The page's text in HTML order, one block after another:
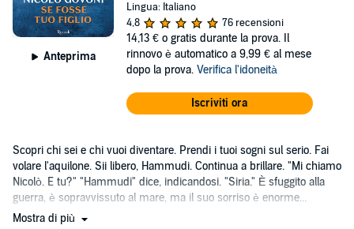
Anteprima
Lingua: Italiano
4,8
76 recensioni
14,13 € o gratis durante la prova. Il
rinnovo è automatico a 9,99 € al mese
dopo la prova. Verifica l'idoneità
Iscriviti ora
Scopri chi sei e chi vuoi diventare. Prendi i tuoi sogni sul serio. Fai
volare l'aquilone. Sii libero, Hammudi. Continua a brillare. "Mi chiamo
Nicolò. E tu?" "Hammudi" dice, indicandosi. "Siria." È sfuggito alla
guerra, è sopravvissuto al mare, ma il suo sorriso è enorme...
Mostra di più